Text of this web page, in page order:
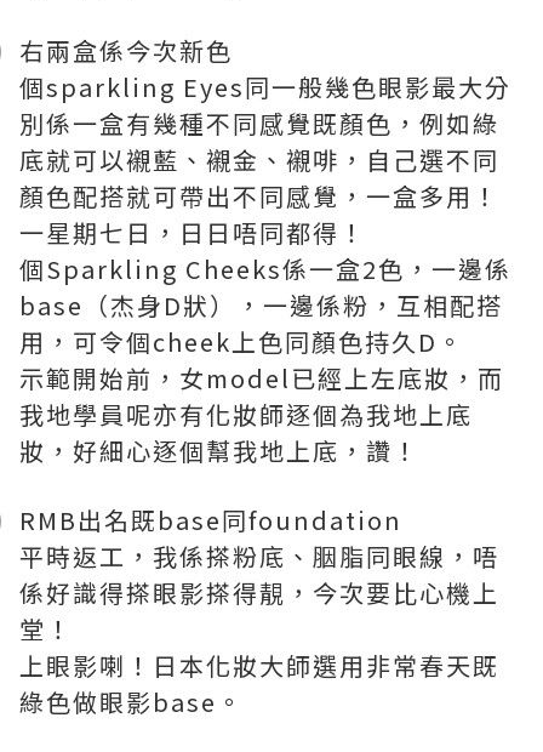
右兩盒係今次新色
個sparkling Eyes同一般幾色眼影最大分
別係一盒有幾種不同感覺既顏色，例如綠
底就可以襯藍、襯金、襯啡，自己選不同
顏色配搭就可帶出不同感覺，一盒多用！
一星期七日，日日唔同都得！
個Sparkling Cheeks係一盒2色，一邊係
base（杰身D狀），一邊係粉，互相配搭
用，可令個cheek上色同顏色持久D。
示範開始前，女model已經上左底妝，而
我地學員呢亦有化妝師逐個為我地上底
妝，好細心逐個幫我地上底，讚！
RMB出名既base同foundation
平時返工，我係搽粉底、胭脂同眼線，唔
係好識得搽眼影搽得靚，今次要比心機上
堂！
上眼影喇！日本化妝大師選用非常春天既
綠色做眼影base。